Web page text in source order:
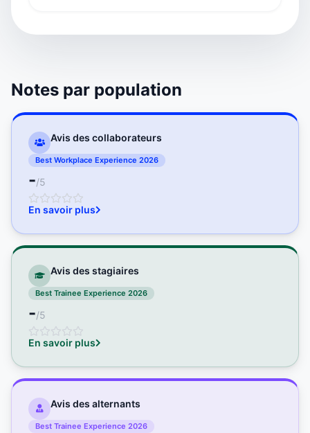
Notes par population
Avis des collaborateurs
Best Workplace Experience 2026
-/5
En savoir plus
Avis des stagiaires
Best Trainee Experience 2026
-/5
En savoir plus
Avis des alternants
Best Trainee Experience 2026